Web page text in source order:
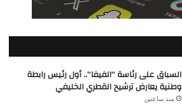
السباق على رئاسة “الفيفا”.. أول رئيس رابطة
وطنية يعارض ترشيح القطري الخليفي
منذ ساعتين